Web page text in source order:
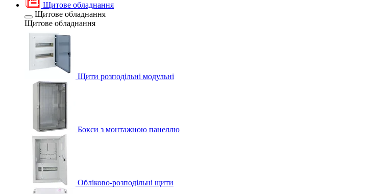
Щитове обладнання
Щитове обладнання
Щитове обладнання
Щити розподільні модульні
Бокси з монтажною панеллю
Обліково-розподільні щити